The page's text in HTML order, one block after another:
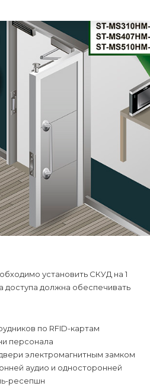
установить СКУД на 1
доступа должна обеспечивать
по RFID-картам
персонала
электромагнитным замком
аудио и односторонней
ресепшн